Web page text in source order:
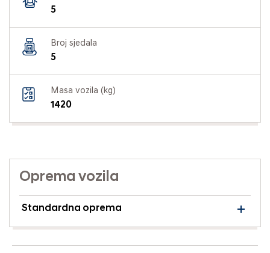
5
Broj sjedala
5
Masa vozila (kg)
1420
Oprema vozila
Standardna oprema